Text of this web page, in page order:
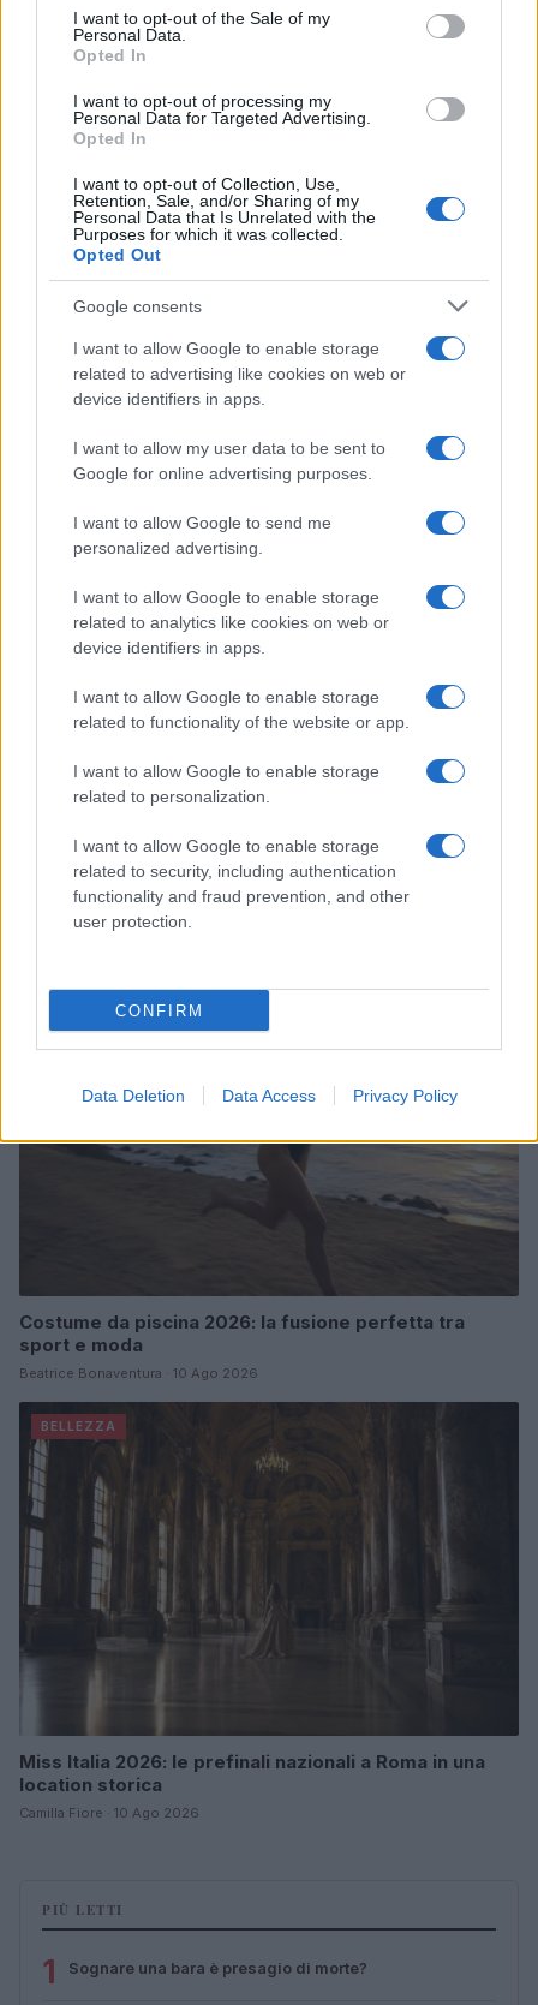
consent section.
I want to opt-out of the Sale of my
Personal Data.
Opted In
I want to opt-out of processing my
Personal Data for Targeted Advertising.
Opted In
I want to opt-out of Collection, Use,
Retention, Sale, and/or Sharing of my
Personal Data that Is Unrelated with the
Purposes for which it was collected.
Opted Out
Google consents
I want to allow Google to enable storage
related to advertising like cookies on web or
device identifiers in apps.
I want to allow my user data to be sent to
Google for online advertising purposes.
I want to allow Google to send me
personalized advertising.
I want to allow Google to enable storage
related to analytics like cookies on web or
device identifiers in apps.
I want to allow Google to enable storage
related to functionality of the website or app.
I want to allow Google to enable storage
related to personalization.
I want to allow Google to enable storage
related to security, including authentication
functionality and fraud prevention, and other
user protection.
CONFIRM
Data Deletion Data Access Privacy Policy
Continua a leggere
LIFESTYLE
Come organizzare una stireria salvaspazio con il
carrello RÅSKOG di IKEA
Matteo Pellegrino · 10 Ago 2026
BELLEZZA
Costume da piscina 2026: la fusione perfetta tra
sport e moda
Beatrice Bonaventura · 10 Ago 2026
BELLEZZA
Miss Italia 2026: le prefinali nazionali a Roma in una
location storica
Camilla Fiore · 10 Ago 2026
PIÙ LETTI
1 Sognare una bara è presagio di morte?